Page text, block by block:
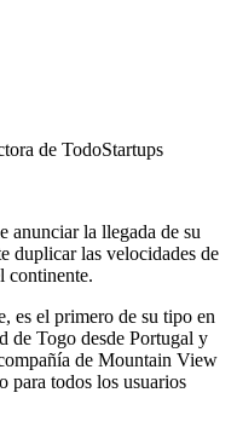
de TodoStartups
anunciar la llegada de su
duplicar las velocidades de
continente.
es el primero de su tipo en
de Togo desde Portugal y
de Mountain View
para todos los usuarios